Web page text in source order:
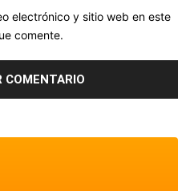
electrónico y sitio web en este
comente.